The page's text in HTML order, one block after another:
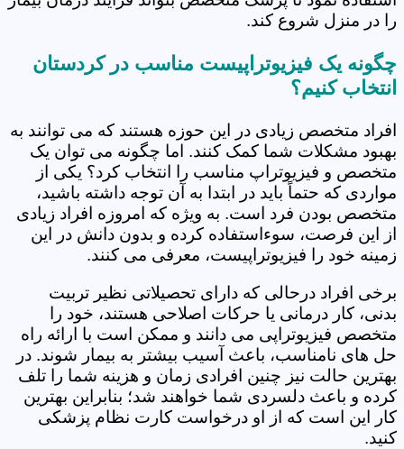
را در منزل شروع کند.
چگونه یک فیزیوتراپیست مناسب در کردستان
انتخاب کنیم؟
افراد متخصص زیادی در این حوزه هستند که می توانند به
بهبود مشکلات شما کمک کنند. اما چگونه می توان یک
متخصص و فیزیوتراپ مناسب را انتخاب کرد؟ یکی از
مواردی که حتماً باید در ابتدا به آن توجه داشته باشید،
متخصص بودن فرد است. به ویژه که امروزه افراد زیادی
از این فرصت، سوءاستفاده کرده و بدون دانش در این
زمینه خود را فیزیوتراپیست، معرفی می کنند.
برخی افراد درحالی که دارای تحصیلاتی نظیر تربیت
بدنی، کار درمانی یا حرکات اصلاحی هستند، خود را
متخصص فیزیوتراپی می دانند و ممکن است با ارائه راه
حل های نامناسب، باعث آسیب بیشتر به بیمار شوند. در
بهترین حالت نیز چنین افرادی زمان و هزینه شما را تلف
کرده و باعث دلسردی شما خواهند شد؛ بنابراین بهترین
کار این است که از او درخواست کارت نظام پزشکی
کنید.